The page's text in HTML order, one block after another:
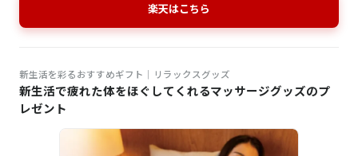
楽天はこちら
新生活を彩るおすすめギフト│リラックスグッズ
新生活で疲れた体をほぐしてくれるマッサージグッズのプ
レゼント